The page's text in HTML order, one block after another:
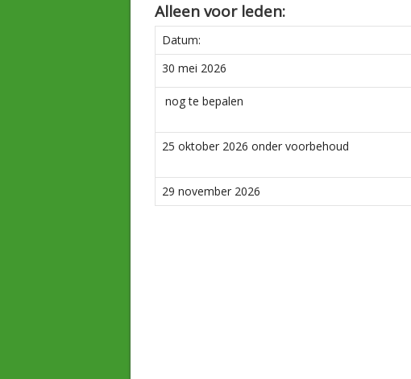
Alleen voor leden:
Datum:
30 mei 2026
nog te bepalen
25 oktober 2026 onder voorbehoud
29 november 2026